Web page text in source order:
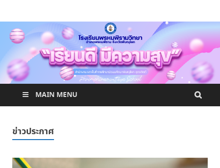
MAIN MENU
ข่าวประกาศ